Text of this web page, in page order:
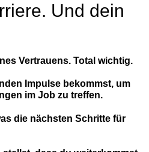
Und dein
Vertrauens. Total wichtig.
Impulse bekommst, um
im Job zu treffen.
die nächsten Schritte für